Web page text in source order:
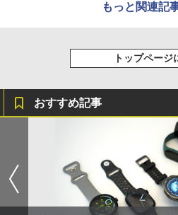
もっと関連記
トップページ
おすすめ記事